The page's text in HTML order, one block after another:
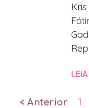
< Anterior 1